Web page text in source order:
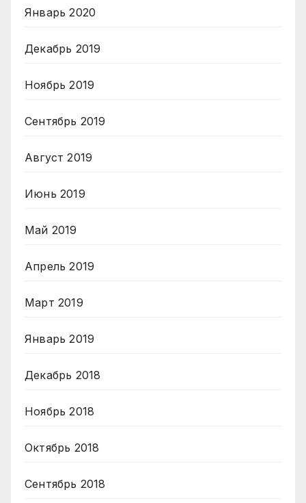
Январь 2020
Декабрь 2019
Ноябрь 2019
Сентябрь 2019
Август 2019
Июнь 2019
Май 2019
Апрель 2019
Март 2019
Январь 2019
Декабрь 2018
Ноябрь 2018
Октябрь 2018
Сентябрь 2018